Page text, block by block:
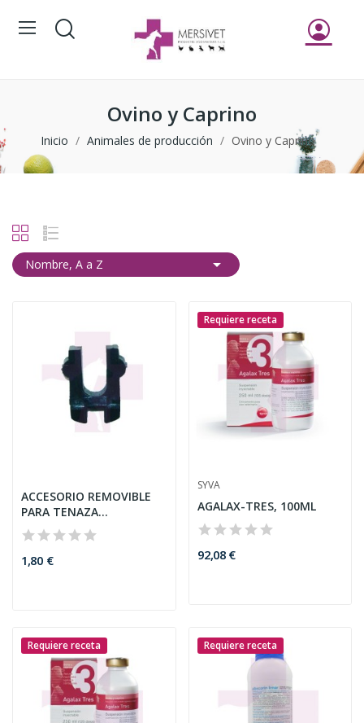
Ovino y Caprino
Inicio Animales de producción Ovino y Caprino
Nombre, A a Z 
ACCESORIO REMOVIBLE
PARA TENAZA
UNIVERSAL...
1,80 €
Requiere receta
SYVA
AGALAX-TRES, 100ML
92,08 €
Requiere receta Requiere receta